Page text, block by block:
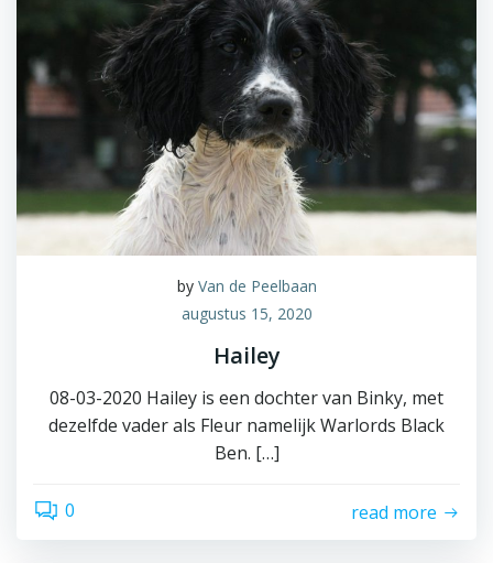
by Van de Peelbaan
augustus 15, 2020
Hailey
08-03-2020 Hailey is een dochter van Binky, met
dezelfde vader als Fleur namelijk Warlords Black
Ben. […]
0 read more